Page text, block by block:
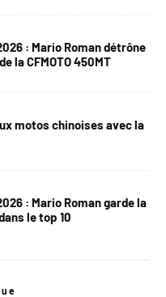
: Mario Roman détrône
la CFMOTO 450MT
motos chinoises avec la
: Mario Roman garde la
le top 10